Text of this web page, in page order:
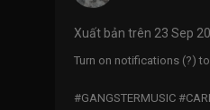
Xuất bản trên 23 Sep
Turn on notifications (?)
#GANGSTERMUSIC